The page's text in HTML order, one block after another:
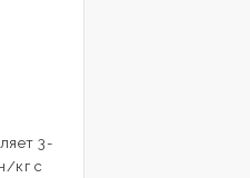
3-
кг с